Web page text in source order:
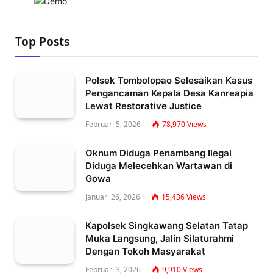
Top Posts
Polsek Tombolopao Selesaikan Kasus
Pengancaman Kepala Desa Kanreapia
Lewat Restorative Justice
Februari 5, 2026 78,970Views
Oknum Diduga Penambang Ilegal
Diduga Melecehkan Wartawan di
Gowa
Januari 26, 2026 15,436Views
Kapolsek Singkawang Selatan Tatap
Muka Langsung, Jalin Silaturahmi
Dengan Tokoh Masyarakat
Februari 3, 2026 9,910Views